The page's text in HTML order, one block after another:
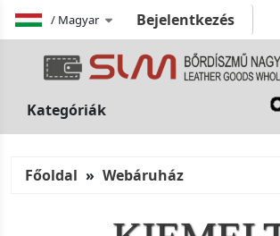
/ Magyar Bejelentkezés
Kategóriák
Főoldal Webáruház